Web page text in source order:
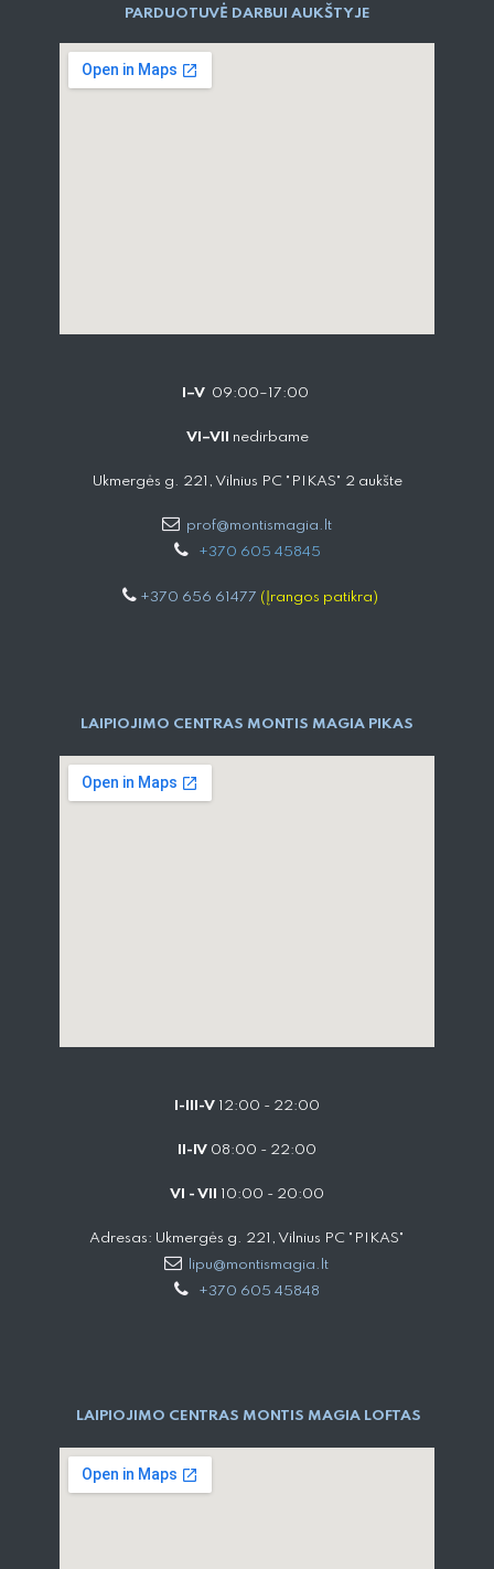
PARDUOTUVĖ DARBUI AUKŠTYJE
I–V 09:00–17:00
VI–VII nedirbame
Ukmergės g. 221, Vilnius PC "PIKAS" 2 aukšte
prof@montismagia.lt
+370 605 4584​5
+370 656 61477 (Įrangos patikra)
LAIPIOJIMO CENTRAS MONTIS MAGIA PIKAS
I-III-V 12:00 - 22:00
II-IV 08:00 - 22:00
VI - VII 10:00 - 20:00
Adresas: Ukmergės g. 221, Vilnius PC "PIKAS"
lipu@montismagia.lt
+370 605 45848
LAIPIOJIMO CENTRAS MONTIS MAGIA LOFTAS